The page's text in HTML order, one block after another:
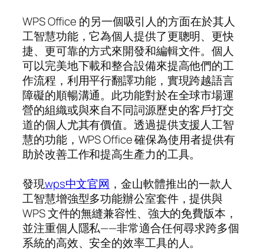
WPS Office 的另一個吸引人的方面在於其人
工智慧功能，它為個人提供了更聰明、更快
捷、更可靠的方式來開發和編輯文件。個人
可以完美地下載和整合設備來提高他們的工
作流程，利用平行翻譯功能，實現跨越語言
障礙的順暢溝通。此功能對於在全球市場運
營的組織或與來自不同詞源歷史的客戶打交
道的個人尤其有價值。透過提供支援人工智
慧的功能，WPS Office 確保為使用者提供有
助於改善工作和提高生產力的工具。
發現wps中文官网 ，金山軟體推出的一款人
工智慧增強型多功能辦公室套件，提供與
WPS 文件的無縫兼容性、強大的免費版本，
並注重個人隱私——非常適合任何尋求跨多個
系統的高效、安全的效率工具的人。